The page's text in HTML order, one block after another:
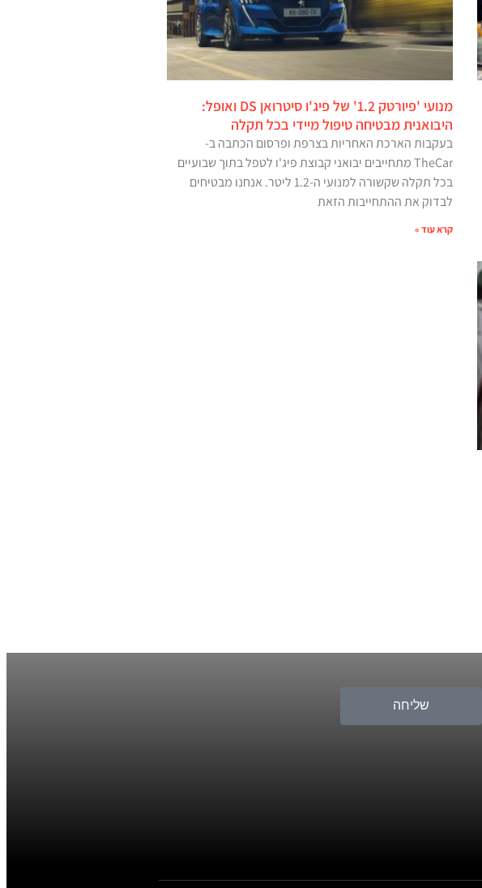
מנועי 'פיורטק 1.2' של פיג'ו סיטרואן DS ואופל:
היבואנית מבטיחה טיפול מיידי בכל תקלה
בעקבות הארכת האחריות בצרפת ופרסום הכתבה ב-
TheCar מתחייבים יבואני קבוצת פיג'ו לטפל בתוך שבועיים
בכל תקלה שקשורה למנועי ה-1.2 ליטר. אנחנו מבטיחים
לבדוק את ההתחייבות הזאת
קרא עוד »
שליחה